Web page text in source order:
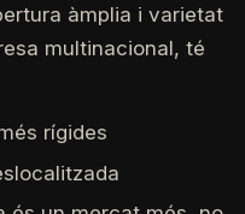
àmplia i varietat
multinacional, té
rígides